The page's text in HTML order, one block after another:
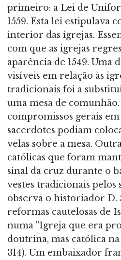
primeiro: a Lei de
1559. Esta lei estipulava
interior das igrejas.
com que as igrejas
aparência de 1549. Uma
visíveis em relação às
tradicionais foi a
uma mesa de
compromissos gerais em
sacerdotes podiam
velas sobre a mesa.
católicas que foram
sinal da cruz durante o
vestes tradicionais pelos
observa o historiador D.
reformas cautelosas de
numa "Igreja que era
doutrina, mas católica
314). Um embaixador